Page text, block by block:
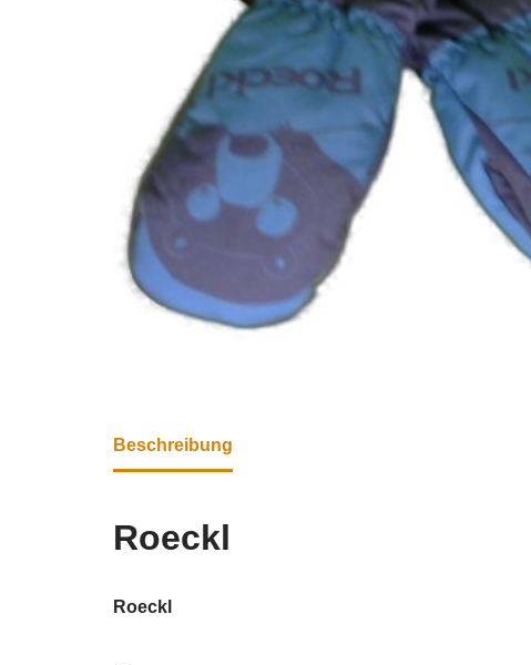
Beschreibung
Roeckl
Roeckl